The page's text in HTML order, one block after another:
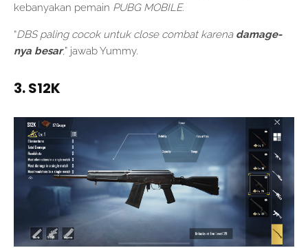
kebanyakan pemain PUBG MOBILE.
“DBS paling cocok untuk close combat karenadamage-
nya besar,” jawab Yummy.
3. S12K